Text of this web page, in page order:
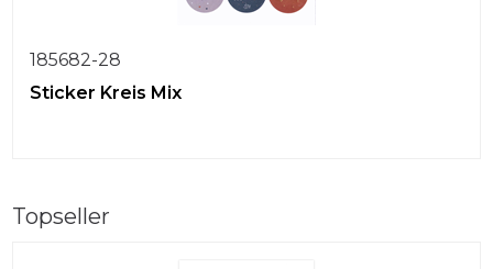
185682-28
Sticker Kreis Mix
Topseller